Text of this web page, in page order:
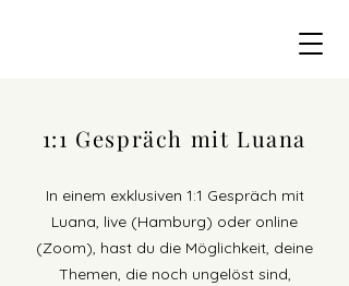
1:1 Gespräch mit Luana
In einem exklusiven 1:1 Gespräch mit
Luana, live (Hamburg) oder online
(Zoom), hast du die Möglichkeit, deine
Themen, die noch ungelöst sind,